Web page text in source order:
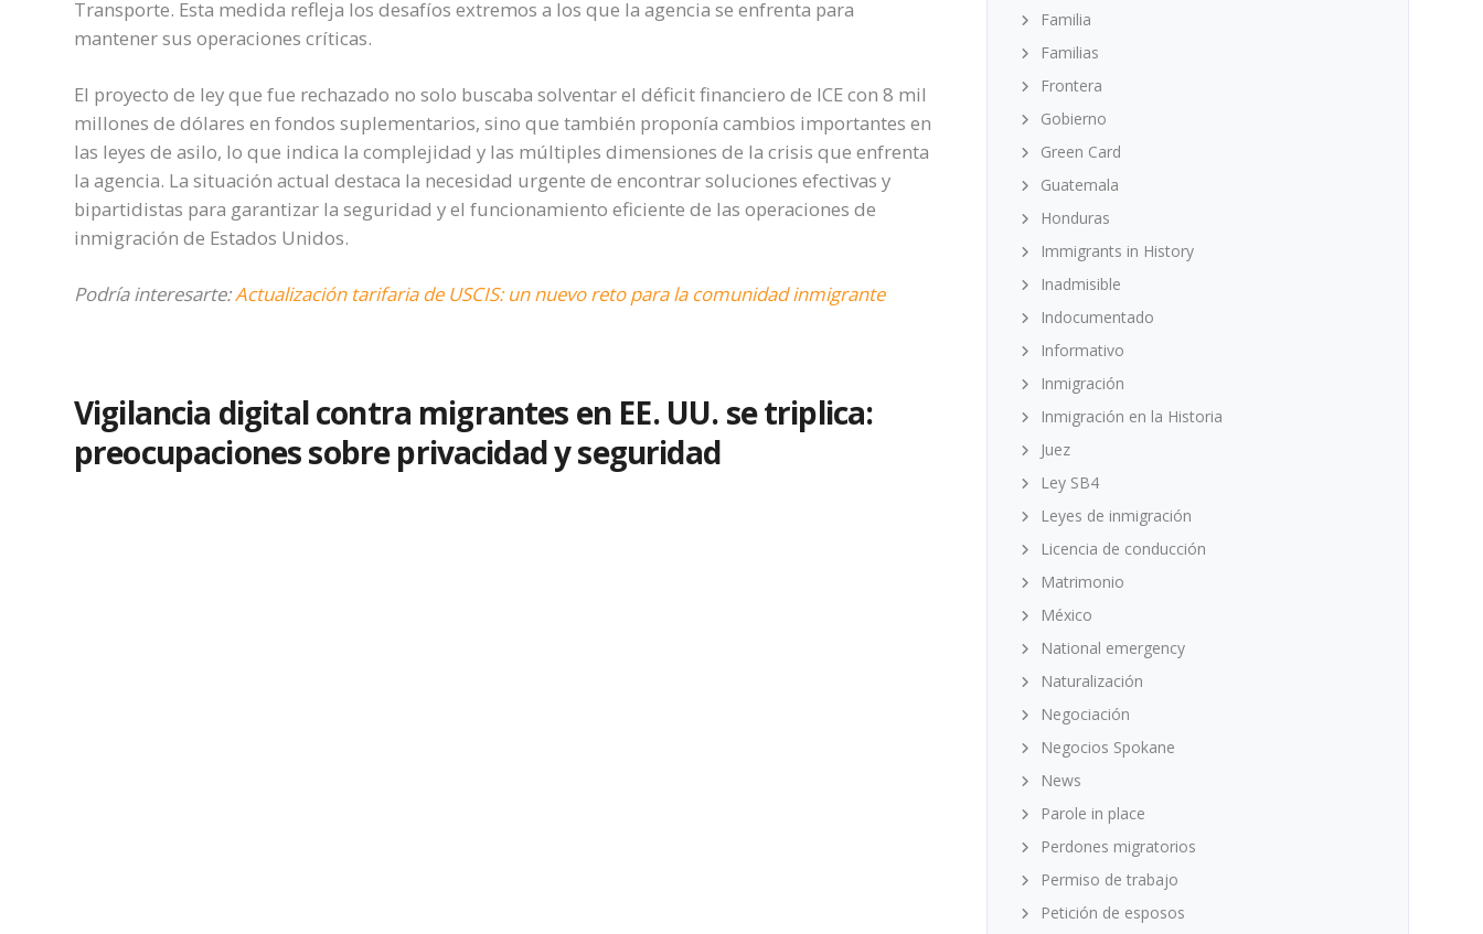
Transporte. Esta medida refleja los desafíos extremos a los que la agencia se enfrenta para
mantener sus operaciones críticas.
El proyecto de ley que fue rechazado no solo buscaba solventar el déficit financiero de ICE con 8 mil
millones de dólares en fondos suplementarios, sino que también proponía cambios importantes en
las leyes de asilo, lo que indica la complejidad y las múltiples dimensiones de la crisis que enfrenta
la agencia. La situación actual destaca la necesidad urgente de encontrar soluciones efectivas y
bipartidistas para garantizar la seguridad y el funcionamiento eficiente de las operaciones de
inmigración de Estados Unidos.
Podría interesarte:Actualización tarifaria de USCIS: un nuevo reto para la comunidad inmigrante
Vigilancia digital contra migrantes en EE. UU. se triplica:
preocupaciones sobre privacidad y seguridad
Familia
Familias
Frontera
Gobierno
Green Card
Guatemala
Honduras
Immigrants in History
Inadmisible
Indocumentado
Informativo
Inmigración
Inmigración en la Historia
Juez
Ley SB4
Leyes de inmigración
Licencia de conducción
Matrimonio
México
National emergency
Naturalización
Negociación
Negocios Spokane
News
Parole in place
Perdones migratorios
Permiso de trabajo
Petición de esposos